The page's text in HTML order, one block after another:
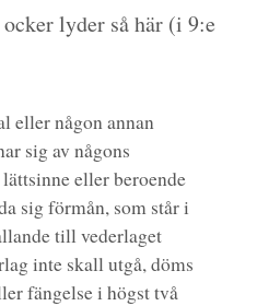
lyder så här (i 9:e
eller någon annan
sig av någons
eller beroende
sig förmån, som står i
till vederlaget
inte skall utgå, döms
fängelse i högst två